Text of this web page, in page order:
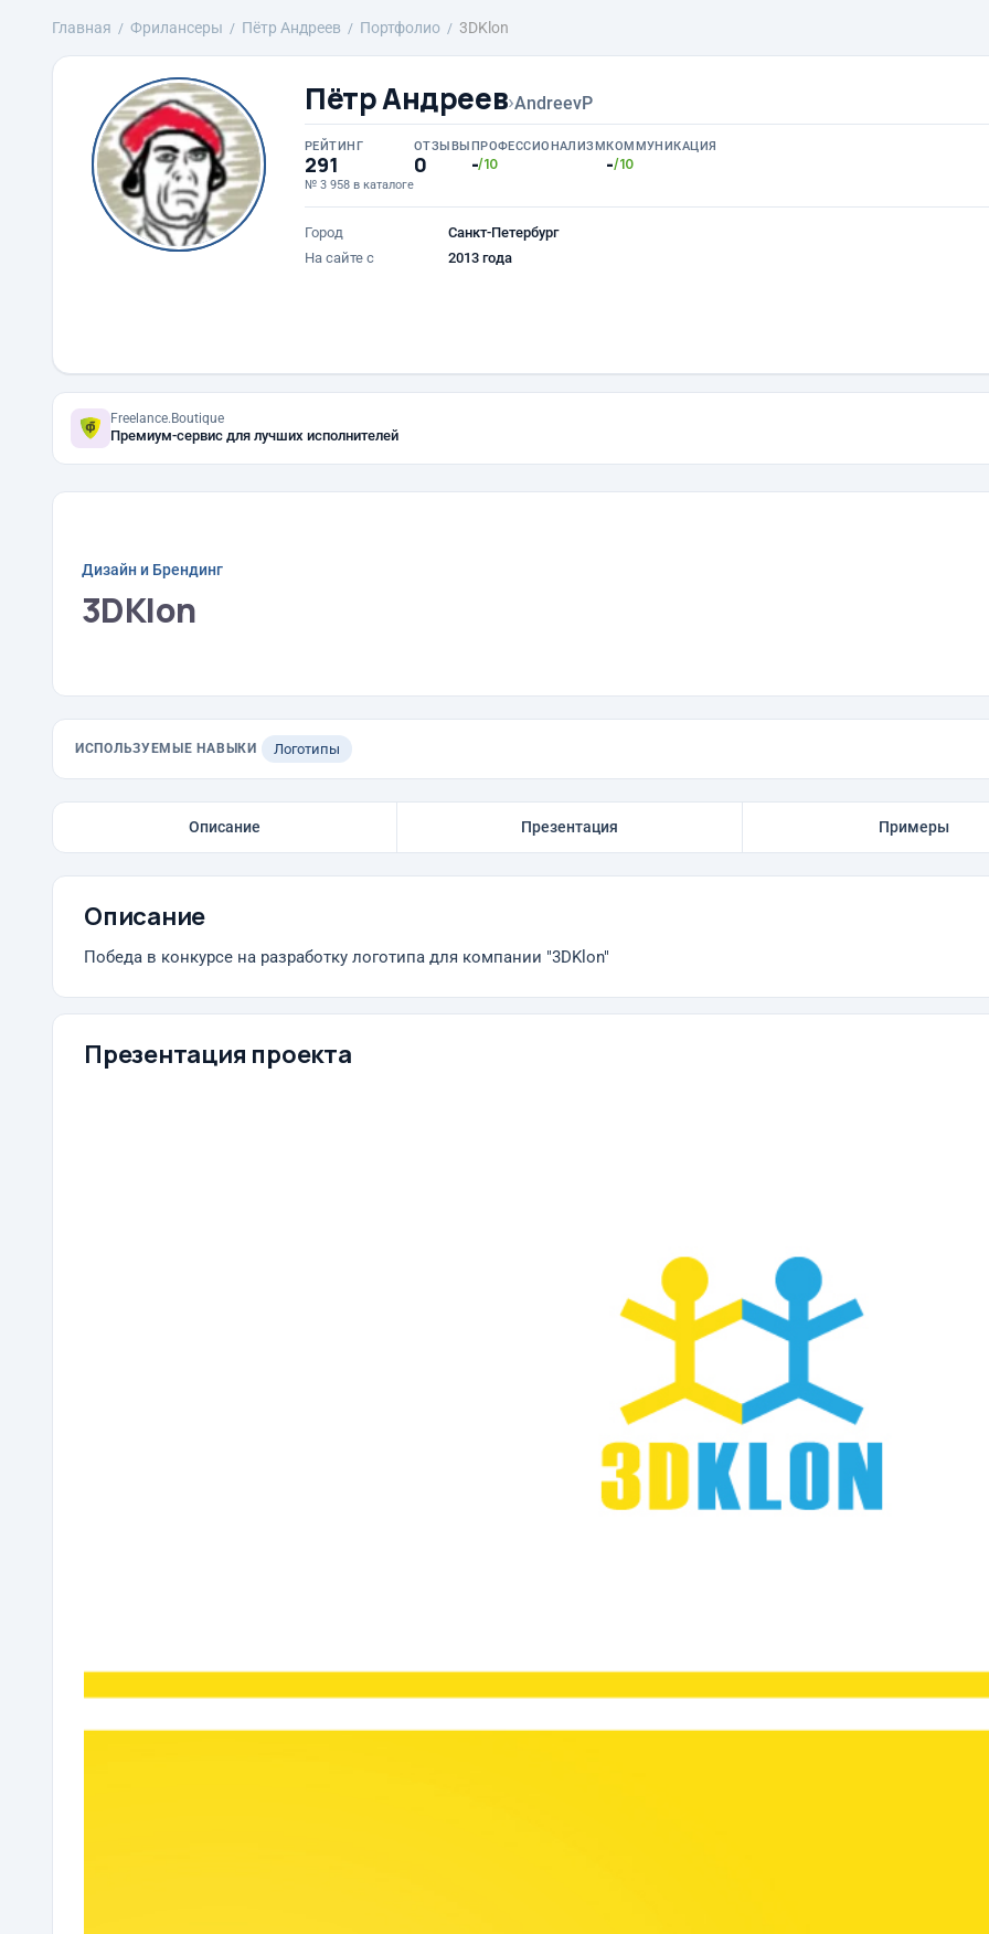
Главная Фрилансеры Пётр Андреев Портфолио 3DKlon
Пётр Андреев›AndreevP
РЕЙТИНГ
291
№ 3 958 в каталоге
ОТЗЫВЫ
0
ПРОФЕССИОНАЛИЗМ
-/10
КОММУНИКАЦИЯ
-/10
Город
Санкт-Петербург
На сайте с
2013 года
Freelance.Boutique
Премиум-сервис для лучших исполнителей
Дизайн и Брендинг
3DKlon
ИСПОЛЬЗУЕМЫЕ НАВЫКИ Логотипы
Описание Презентация Примеры
Описание
Победа в конкурсе на разработку логотипа для компании "3DKlon"
Презентация проекта